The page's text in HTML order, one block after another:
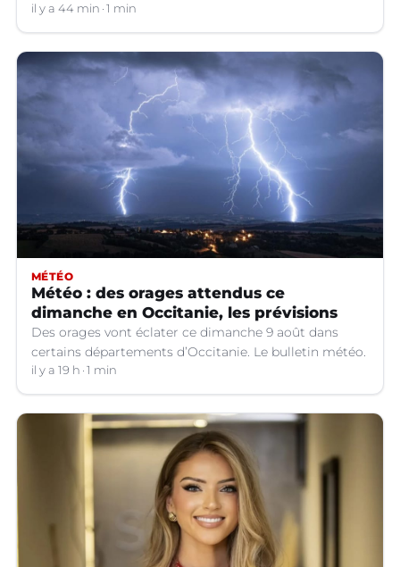
il y a 44 min 1 min
MÉTÉO
Météo : des orages attendus ce
dimanche en Occitanie, les prévisions
Des orages vont éclater ce dimanche 9 août dans
certains départements d’Occitanie. Le bulletin météo.
il y a 19 h 1 min